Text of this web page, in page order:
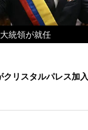
統領が就任
クリスタルパレス加入